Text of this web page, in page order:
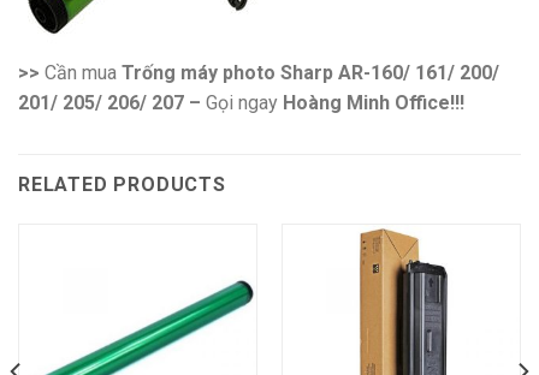
>> Cần mua Trống máy photo Sharp AR-160/ 161/ 200/
201/ 205/ 206/ 207 – Gọi ngay Hoàng Minh Office!!!
RELATED PRODUCTS